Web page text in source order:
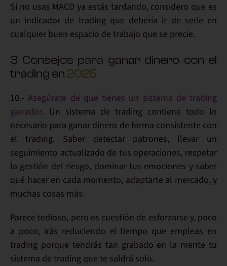
Si no usas MACD ya estás tardando, considero que es
un indicador de tradingque debería ir de serie en
cualquier buen espacio de trabajo que se precie.
3 Consejos para ganar dinero con el
trading en 2025
10.-Asegúrate de que tienes un sistema de trading
ganador. Un sistema de trading contiene todo lo
necesario para ganar dinero de forma consistente con
el trading. Saber detectar patrones, llevar un
seguimiento actualizado de tus operaciones, respetar
la gestión del riesgo, dominar tus emociones y saber
qué hacer en cada momento, adaptarte al mercado, y
muchas cosas más.
Parece tedioso, pero es cuestión de esforzarse y, poco
a poco, irás reduciendo el tiempo que empleas en
trading porque tendrás tan grabado en la mente tu
sistema de trading que te saldrá solo.